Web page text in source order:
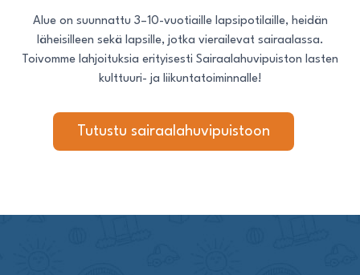
Alue on suunnattu 3–10-vuotiaille lapsipotilaille, heidän
läheisilleen sekä lapsille, jotka vierailevat sairaalassa.
Toivomme lahjoituksia erityisesti Sairaalahuvipuiston lasten
kulttuuri- ja liikuntatoiminnalle!
Tutustu sairaalahuvipuistoon